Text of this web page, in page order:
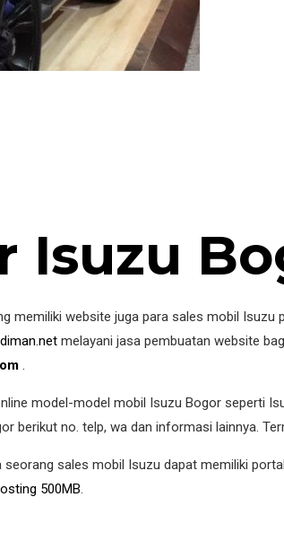
Isuzu
memiliki website juga para sales mobil
melayani jasa pembuatan website
.
model-model mobil Isuzu Bogor seperti
berikut no. telp, wa dan informasi lainnya.
sales mobil Isuzu dapat memiliki
500MB.